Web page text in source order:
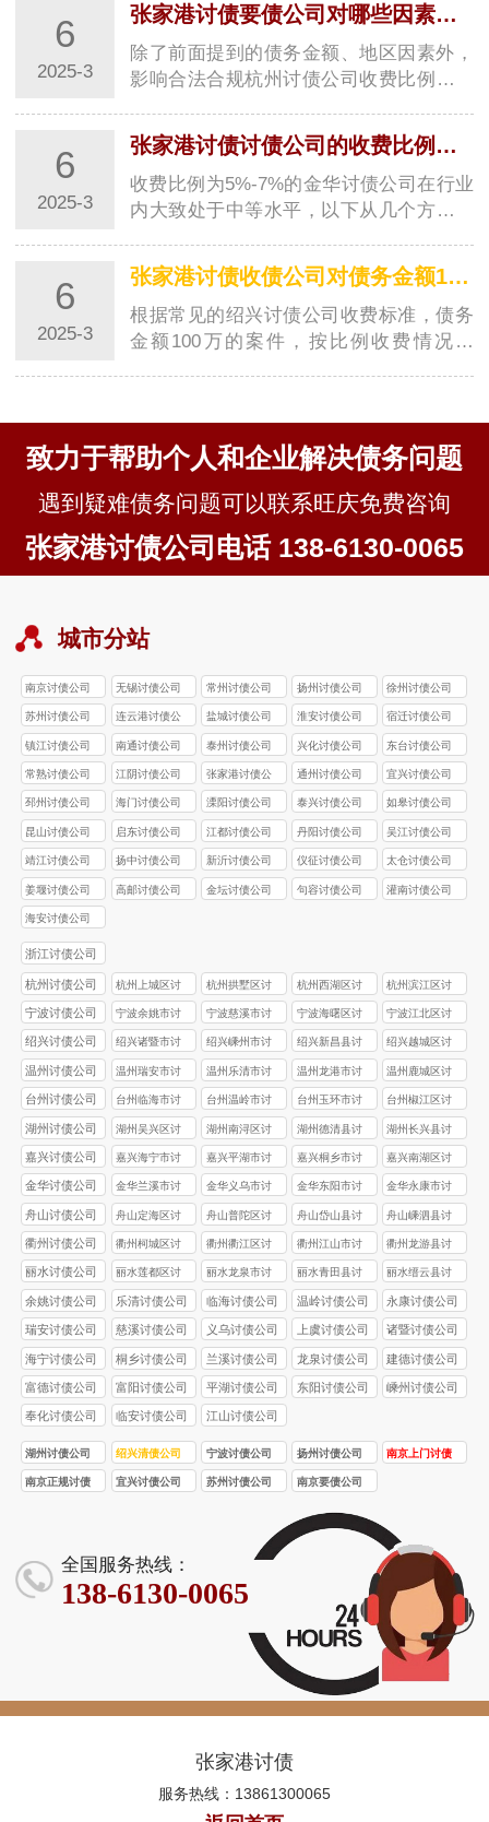
6
2025-3
张家港讨债要债公司对哪些因素会影响的收费比例？
除了前面提到的债务金额、地区因素外，
影响合法合规杭州讨债公司收费比例的因
度- **债…
6
2025-3
张家港讨债讨债公司的收费比例为5%-7%在行业内属于什么水平？
收费比例为5%-7%的金华讨债公司在行业
内大致处于中等水平，以下从几个方面来
对比- **…
6
2025-3
张家港讨债收债公司对债务金额100万的案件按比例收费大概是多少？
根据常见的绍兴讨债公司收费标准，债务
金额100万的案件，按比例收费情况如
致力于帮助个人和企业解决债务问题
遇到疑难债务问题可以联系旺庆免费咨询
张家港讨债公司电话 138-6130-0065
城市分站
南京讨债公司 无锡讨债公司 常州讨债公司 扬州讨债公司 徐州讨债公司
苏州讨债公司
连云港讨债公
司
盐城讨债公司 淮安讨债公司 宿迁讨债公司
镇江讨债公司 南通讨债公司 泰州讨债公司 兴化讨债公司 东台讨债公司
常熟讨债公司 江阴讨债公司
张家港讨债公
司
通州讨债公司 宜兴讨债公司
邳州讨债公司 海门讨债公司 溧阳讨债公司 泰兴讨债公司 如皋讨债公司
昆山讨债公司 启东讨债公司 江都讨债公司 丹阳讨债公司 吴江讨债公司
靖江讨债公司 扬中讨债公司 新沂讨债公司 仪征讨债公司 太仓讨债公司
姜堰讨债公司 高邮讨债公司 金坛讨债公司 句容讨债公司 灌南讨债公司
海安讨债公司
浙江讨债公司
杭州讨债公司
杭州上城区讨
债公司
杭州拱墅区讨
债公司
杭州西湖区讨
债公司
杭州滨江区讨
债公司
宁波讨债公司
宁波余姚市讨
债公司
宁波慈溪市讨
债公司
宁波海曙区讨
债公司
宁波江北区讨
债公司
绍兴讨债公司
绍兴诸暨市讨
债公司
绍兴嵊州市讨
债公司
绍兴新昌县讨
债公司
绍兴越城区讨
债公司
温州讨债公司
温州瑞安市讨
债公司
温州乐清市讨
债公司
温州龙港市讨
债公司
温州鹿城区讨
债公司
台州讨债公司
台州‌临海市讨
债公司
台州‌温岭市讨
债公司
台州玉环市讨
债公司
台州椒江区讨
债公司
湖州讨债公司
湖州吴兴区讨
债公司
湖州南浔区讨
债公司
湖州德清县讨
债公司
湖州长兴县讨
债公司
嘉兴讨债公司
嘉兴海宁市讨
债公司
嘉兴平湖市讨
债公司
嘉兴桐乡市讨
债公司
嘉兴南湖区讨
债公司
金华讨债公司
金华兰溪市讨
债公司
金华义乌市讨
债公司
金华东阳市讨
债公司
金华永康市讨
债公司
舟山讨债公司
舟山定海区讨
债公司
舟山普陀区讨
债公司
舟山岱山县讨
债公司
舟山嵊泗县讨
债公司
衢州讨债公司
衢州柯城区讨
债公司
衢州衢江区讨
债公司
衢州江山市讨
债公司
衢州龙游县讨
债公司
丽水讨债公司
丽水莲都区讨
债公司
丽水龙泉市讨
债公司
丽水青田县讨
债公司
丽水缙云县讨
债公司
余姚讨债公司 乐清讨债公司 临海讨债公司 温岭讨债公司 永康讨债公司
瑞安讨债公司 慈溪讨债公司 义乌讨债公司 上虞讨债公司 诸暨讨债公司
海宁讨债公司 桐乡讨债公司 兰溪讨债公司 龙泉讨债公司 建德讨债公司
富德讨债公司 富阳讨债公司 平湖讨债公司 东阳讨债公司 嵊州讨债公司
奉化讨债公司 临安讨债公司 江山讨债公司
湖州讨债公司 绍兴清债公司 宁波讨债公司 扬州讨债公司
南京上门讨债
南京正规讨债
宜兴讨债公司 苏州讨债公司 南京要债公司
全国服务热线：
138-6130-0065
张家港讨债
服务热线：13861300065